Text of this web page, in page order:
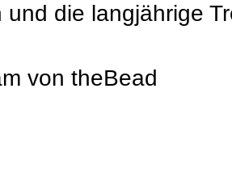
die langjährige
von theBead